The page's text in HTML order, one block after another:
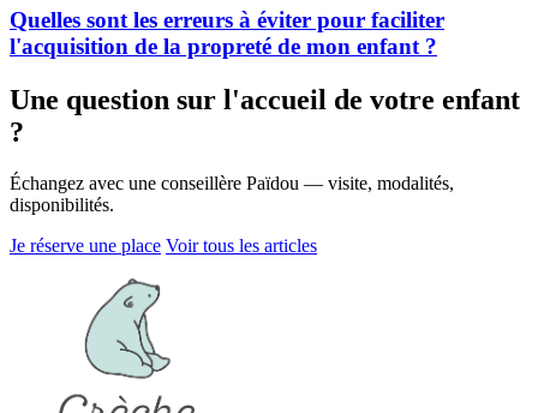
Quelles sont les erreurs à éviter pour faciliter
l'acquisition de la propreté de mon enfant ?
Une question sur l'accueil de votre enfant
?
Échangez avec une conseillère Païdou — visite, modalités,
disponibilités.
Je réserve une place Voir tous les articles